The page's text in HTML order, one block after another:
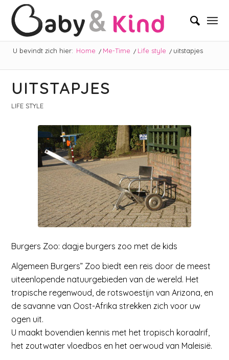
U bevindt zich hier: Home / Me-Time / Life style / uitstapjes
UITSTAPJES
LIFE STYLE
Burgers Zoo: dagje burgers zoo met de kids
Algemeen Burgers” Zoo biedt een reis door de meest
uiteenlopende natuurgebieden van de wereld. Het
tropische regenwoud, de rotswoestijn van Arizona, en
de savanne van Oost-Afrika strekken zich voor uw
ogen uit.
U maakt bovendien kennis met het tropisch koraalrif,
het zoutwater vloedbos en het oerwoud van Maleisië.